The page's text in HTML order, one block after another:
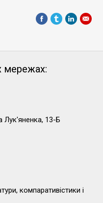
мережах:
Лук'яненка, 13-Б
компаративістики і